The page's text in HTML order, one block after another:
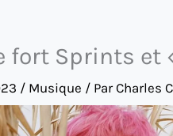
fort Sprints et
/ Musique / ParCharles